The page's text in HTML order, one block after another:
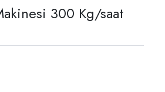
300 Kg/saat